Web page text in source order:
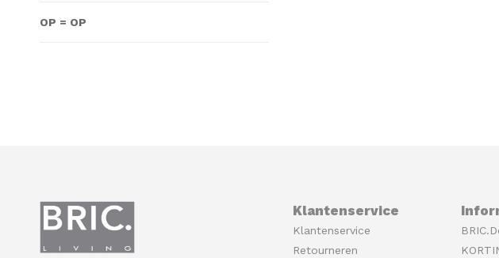
OP = OP
Klantenservice
Klantenservice
Retourneren